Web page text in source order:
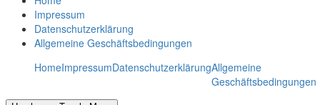
Impressum
Datenschutzerklärung
Allgemeine Geschäftsbedingungen
HomeImpressumDatenschutzerklärungAllgemeine
Geschäftsbedingungen